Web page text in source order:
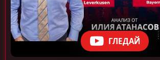
ГЛЕДАЙ